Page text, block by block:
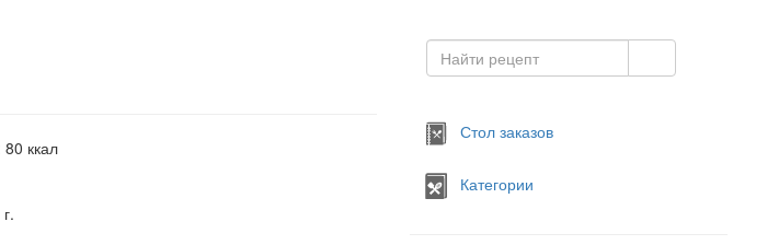
80 ккал
Стол заказов
Категории